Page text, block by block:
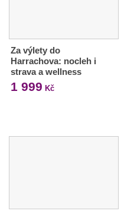
Za výlety do
Harrachova: nocleh i
strava a wellness
1 999 Kč